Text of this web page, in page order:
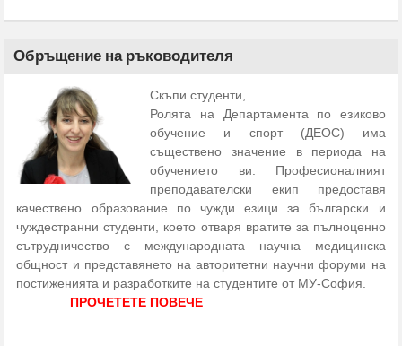
Обръщение на ръководителя
Скъпи студенти,
Ролята на Департамента по езиково
обучение и спорт (ДЕОС) има
съществено значение в периода на
обучението ви. Професионалният
преподавателски екип предоставя
качествено образование по чужди езици за български и
чуждестранни студенти, което отваря вратите за пълноценно
сътрудничество с международната научна медицинска
общност и представянето на авторитетни научни форуми на
постиженията и разработките на студентите от МУ-София.
ПРОЧЕТЕТЕ ПОВЕЧЕ